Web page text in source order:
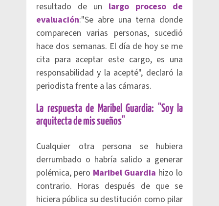
resultado de un largo proceso de
evaluación:"Se abre una terna donde
comparecen varias personas, sucedió
hace dos semanas. El día de hoy se me
cita para aceptar este cargo, es una
responsabilidad y la acepté", declaró la
periodista frente a las cámaras.
La respuesta de Maribel Guardia: "Soy la
arquitecta de mis sueños"
Cualquier otra persona se hubiera
derrumbado o habría salido a generar
polémica, pero Maribel Guardia hizo lo
contrario. Horas después de que se
hiciera pública su destitución como pilar